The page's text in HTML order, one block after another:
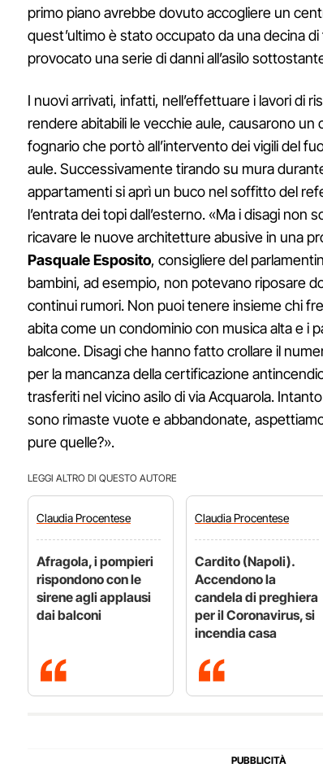
primo piano avrebbe dovuto accogliere un
quest’ultimo è stato occupato da una decina
provocato una serie di danni all’asilo
I nuovi arrivati, infatti, nell’effettuare i lavori di
rendere abitabili le vecchie aule, causarono un
fognario che portò all’intervento dei vigili del
aule. Successivamente tirando su mura
appartamenti si aprì un buco nel soffitto del
l’entrata dei topi dall’esterno. «Ma i disagi non
ricavare le nuove architetture abusive in una
Pasquale Esposito, consigliere del
bambini, ad esempio, non potevano riposare
continui rumori. Non puoi tenere insieme chi
abita come un condominio con musica alta e i
balcone. Disagi che hanno fatto crollare il
per la mancanza della certificazione
trasferiti nel vicino asilo di via Acquarola.
sono rimaste vuote e abbandonate,
pure quelle?».
LEGGI ALTRO DI QUESTO AUTORE
ClaudiaProcentese
Afragola, i pompieri
rispondono con le
sirene agli applausi
dai balconi
ClaudiaProcentese
Cardito (Napoli).
Accendono la
candela di preghiera
per il Coronavirus, si
incendia casa